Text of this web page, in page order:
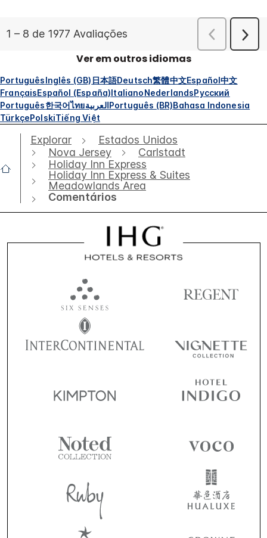
Ver em outros idiomas
PortuguêsInglês (GB) 日本語Deutsch繁體中文Español中文
FrançaisEspañol (España)ItalianoNederlandsРусский
Português한국어ไทยالعربيةPortuguês (BR)Bahasa Indonesia
TürkçePolskiTiếng Việt
Explorar
Estados Unidos
Nova Jersey
Carlstadt
Holiday Inn Express
Holiday Inn Express & Suites
Meadowlands Area
Comentários